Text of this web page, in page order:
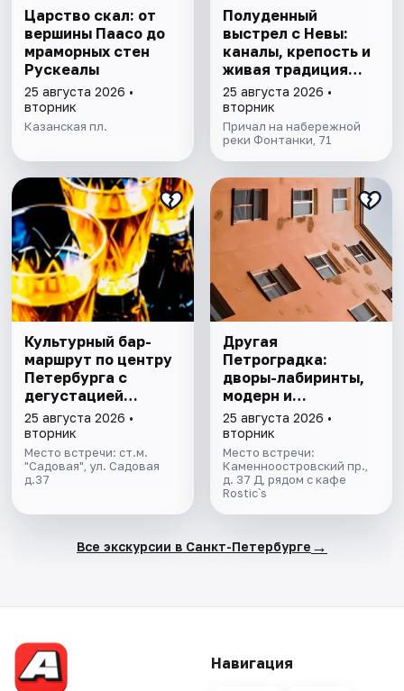
Царство скал: от
вершины Паасо до
мраморных стен
Рускеалы
25 августа 2026 •
вторник
Казанская пл.
Полуденный
выстрел с Невы:
каналы, крепость и
живая традиция
Петербурга
25 августа 2026 •
вторник
Причал на набережной
реки Фонтанки, 71
Культурный бар-
маршрут по центру
Петербурга с
дегустацией
питерских настоек
25 августа 2026 •
вторник
Место встречи: ст.м.
"Садовая", ул. Садовая
д.37
Другая
Петроградка:
дворы-лабиринты,
модерн и
киноистории в мини
группе
25 августа 2026 •
вторник
Место встречи:
Каменноостровский пр.,
д. 37 Д, рядом с кафе
Rostic`s
Все экскурсии в Санкт-Петербурге →
Навигация